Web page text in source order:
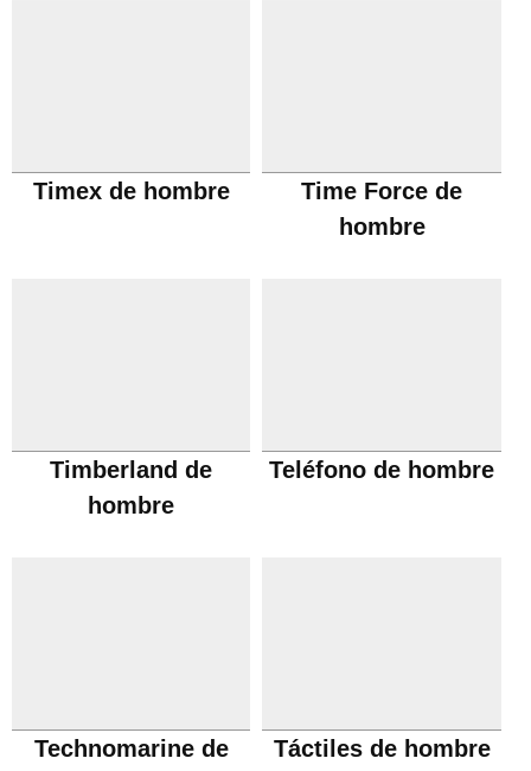
Timex de hombre
Time Force de
hombre
Timberland de
hombre
Teléfono de hombre
Technomarine de Táctiles de hombre